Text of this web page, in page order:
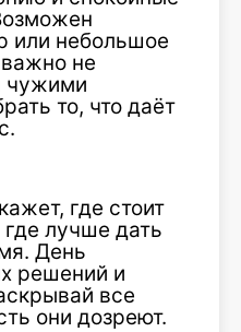
или небольшое
не
чужими
то, что даёт
где стоит
где лучше дать
День
решений и
все
они дозреют.